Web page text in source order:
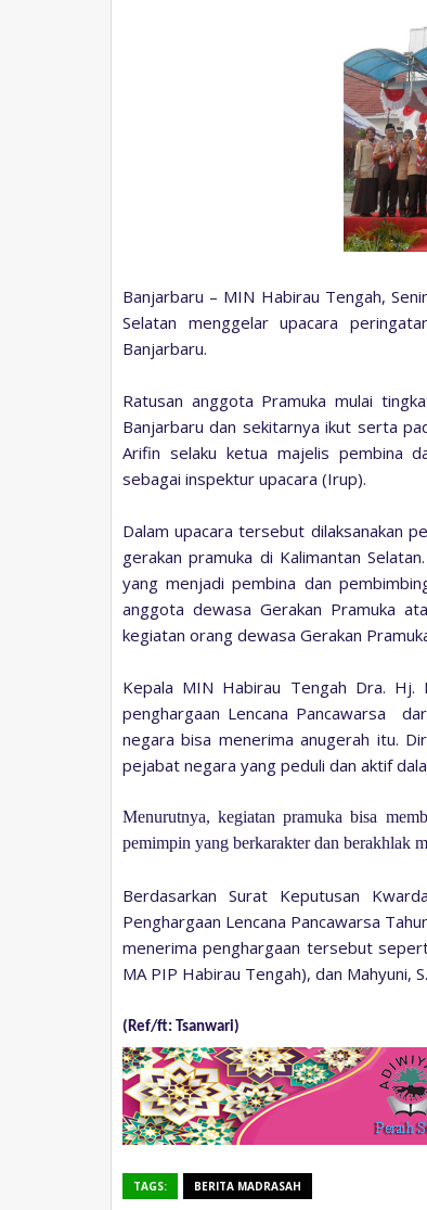
Banjarbaru – MIN Habirau Tengah,
Selatan menggelar upacara
Banjarbaru.
Ratusan anggota Pramuka mulai
Banjarbaru dan sekitarnya ikut serta
Arifin selaku ketua majelis pembina
sebagai inspektur upacara (Irup).
Dalam upacara tersebut dilaksanakan
gerakan pramuka di Kalimantan
yang menjadi pembina dan
anggota dewasa Gerakan Pramuka
kegiatan orang dewasa Gerakan
Kepala MIN Habirau Tengah Dra. Hj.
penghargaan Lencana Pancawarsa
negara bisa menerima anugerah itu.
pejabat negara yang peduli dan aktif
Menurutnya, kegiatan pramuka bisa
pemimpin yang berkarakter dan berakhlak
Berdasarkan Surat Keputusan
Penghargaan Lencana Pancawarsa
menerima penghargaan tersebut
MA PIP Habirau Tengah), dan Mahyuni,
(Ref/ft: Tsanwari)
TAGS: BERITA MADRASAH